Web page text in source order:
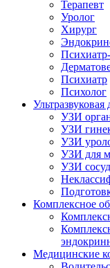
Терапевт
Уролог
Хирург
Психиатр
Психолог
УЗИ
УЗИ
УЗИ
УЗИ для
УЗИ
Комплексное
Медицинские